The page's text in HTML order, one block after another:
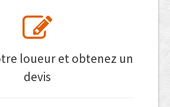
loueur et obtenez un
devis